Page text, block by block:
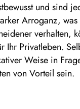
und sind
Arroganz,
verhalten,
Privatleben.
Weise in
von Vorteil sein.